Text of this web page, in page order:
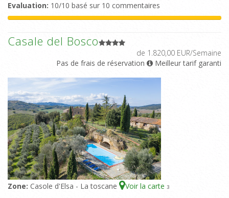
Evaluation: 10/10 basé sur 10 commentaires
Casale del Bosco
de 1.820,00 EUR/Semaine
Pas de frais de réservation
Meilleur tarif garanti
Zone: Casole d'Elsa - La toscane Voir la carte 3